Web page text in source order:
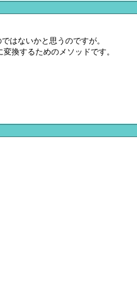
はないかと思うのですが。
換するためのメソッドです。